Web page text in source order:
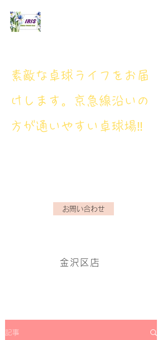
​素敵な卓球ライフをお届
けします。京急線沿いの
方が通いやすい卓球場‼
お問い合わせ
金沢区店
記事